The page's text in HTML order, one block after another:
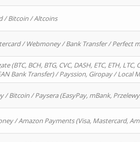
/ Bitcoin / Altcoins
/ Webmoney / Bank Transfer / Perfect
(BTC, BCH, BTG, CVC, DASH, ETC, ETH,
Bank Transfer) / Payssion, Giropay / Local
/ Bitcoin / Paysera (EasyPay, mBank,
/ Amazon Payments (Visa, Mastercard,